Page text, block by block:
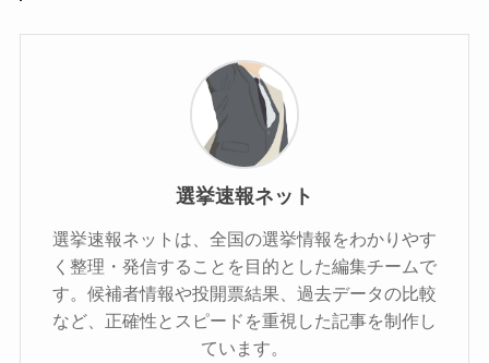
選挙速報ネット
選挙速報ネットは、全国の選挙情報をわかりやす
く整理・発信することを目的とした編集チームで
す。候補者情報や投開票結果、過去データの比較
など、正確性とスピードを重視した記事を制作し
ています。